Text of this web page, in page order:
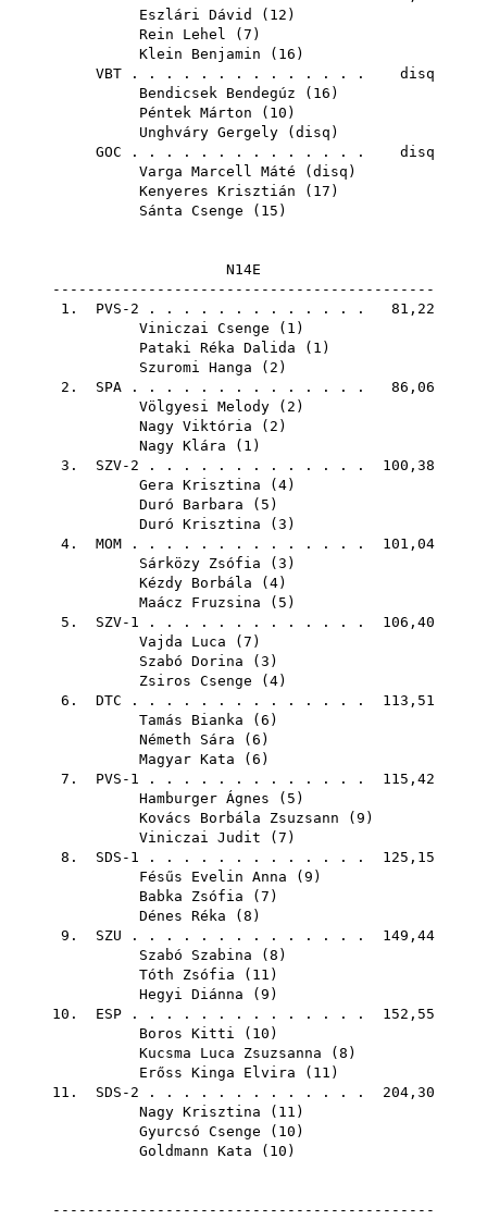
Eszlári Dávid
( 12 )
Rein Lehel ( 7 )
Klein Benjamin ( 16 )
VBT . . . . . . . . . . . . . . disq
Bendicsek Bendegúz ( 16 )
Péntek Márton ( 10 )
Unghváry Gergely ( disq )
GOC . . . . . . . . . . . . . . disq
Varga Marcell Máté ( disq )
Kenyeres Krisztián ( 17 )
Sánta Csenge ( 15 )
N14E
--------------------------------------------
1. PVS-2 . . . . . . . . . . . . . 81,22
Viniczai Csenge ( 1 )
Pataki Réka Dalida ( 1 )
Szuromi Hanga ( 2 )
2. SPA . . . . . . . . . . . . . . 86,06
Völgyesi Melody ( 2 )
Nagy Viktória ( 2 )
Nagy Klára ( 1 )
3. SZV-2 . . . . . . . . . . . . . 100,38
Gera Krisztina ( 4)
Duró Barbara ( 5 )
Duró Krisztina ( 3 )
4. MOM . . . . . . . . . . . . . . 101,04
Sárközy Zsófia ( 3 )
Kézdy Borbála ( 4)
Maácz Fruzsina ( 5 )
5. SZV-1 . . . . . . . . . . . . . 106,40
Vajda Luca ( 7 )
Szabó Dorina ( 3 )
Zsiros Csenge ( 4)
6. DTC . . . . . . . . . . . . . . 113,51
Tamás Bianka ( 6 )
Németh Sára ( 6 )
Magyar Kata ( 6 )
7. PVS-1 . . . . . . . . . . . . . 115,42
Hamburger Ágnes ( 5 )
Kovács Borbála Zsuzsann ( 9 )
Viniczai Judit ( 7 )
8. SDS-1 . . . . . . . . . . . . . 125,15
Fésűs Evelin Anna ( 9 )
Babka Zsófia ( 7 )
Dénes Réka ( 8 )
9. SZU . . . . . . . . . . . . . . 149,44
Szabó Szabina ( 8 )
Tóth Zsófia ( 11 )
Hegyi Diánna ( 9 )
10. ESP . . . . . . . . . . . . . . 152,55
Boros Kitti ( 10 )
Kucsma Luca Zsuzsanna ( 8 )
Erőss Kinga Elvira ( 11 )
11. SDS-2 . . . . . . . . . . . . . 204,30
Nagy Krisztina ( 11 )
Gyurcsó Csenge ( 10 )
Goldmann Kata ( 10 )
--------------------------------------------